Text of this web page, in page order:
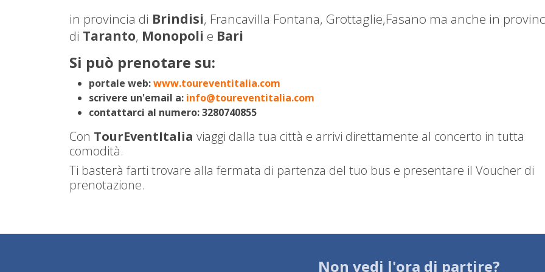
in provincia di Brindisi, Francavilla Fontana, Grottaglie,Fasano ma anche in
di Taranto, Monopoli e Bari
Si può prenotare su:
portale web:www.toureventitalia.com
scrivere un'email a: info@toureventitalia.com
contattarci al numero: 3280740855
Con TourEventItalia viaggi dalla tua città e arrivi direttamente al concerto in tutta
comodità.
Ti basterà farti trovare alla fermata di partenza del tuo bus e presentare il Voucher di
prenotazione.
Non vedi l'ora di partire?